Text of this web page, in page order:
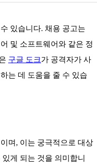
있습니다. 채용 공고는
및 소프트웨어와 같은 정
구글 도크가 공격자가 사
는 데 도움을 줄 수 있습
며, 이는 궁극적으로 대상
게 되는 것을 의미합니